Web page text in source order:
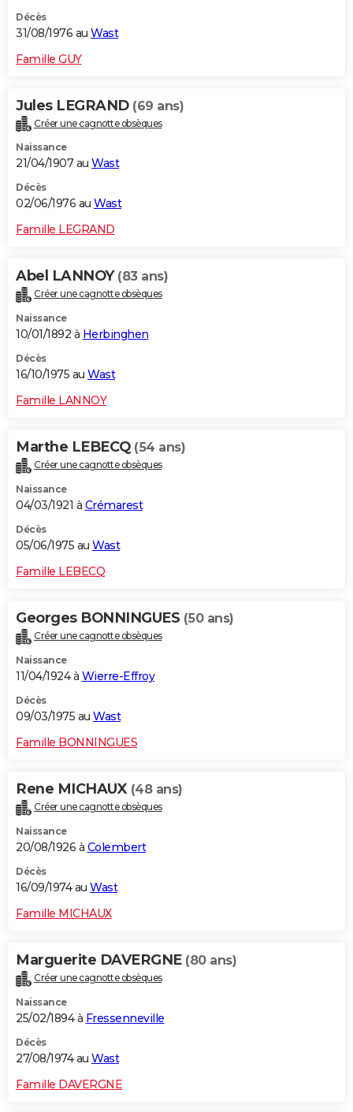
Décès
31/08/1976 au Wast
Famille GUY
Jules LEGRAND (69 ans)
Créer une cagnotte obsèques
Naissance
21/04/1907 au Wast
Décès
02/06/1976 au Wast
Famille LEGRAND
Abel LANNOY (83 ans)
Créer une cagnotte obsèques
Naissance
10/01/1892 à Herbinghen
Décès
16/10/1975 au Wast
Famille LANNOY
Marthe LEBECQ (54 ans)
Créer une cagnotte obsèques
Naissance
04/03/1921 à Crémarest
Décès
05/06/1975 au Wast
Famille LEBECQ
Georges BONNINGUES (50 ans)
Créer une cagnotte obsèques
Naissance
11/04/1924 à Wierre-Effroy
Décès
09/03/1975 au Wast
Famille BONNINGUES
Rene MICHAUX (48 ans)
Créer une cagnotte obsèques
Naissance
20/08/1926 à Colembert
Décès
16/09/1974 au Wast
Famille MICHAUX
Marguerite DAVERGNE (80 ans)
Créer une cagnotte obsèques
Naissance
25/02/1894 à Fressenneville
Décès
27/08/1974 au Wast
Famille DAVERGNE